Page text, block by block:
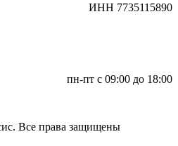
ИНН 7735115890
пн-пт с 09:00 до 18:00
Все права защищены